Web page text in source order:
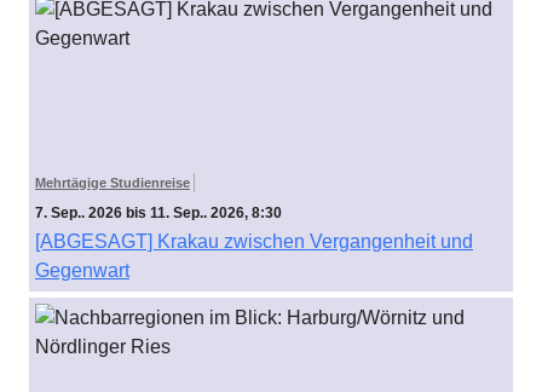
Mehrtägige Studienreise
7. Sep.. 2026 bis 11. Sep.. 2026, 8:30
[ABGESAGT] Krakau zwischen Vergangenheit und
Gegenwart